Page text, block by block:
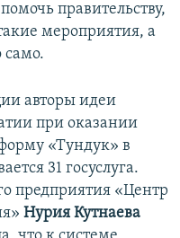
правительству,
мероприятия, а
само.
авторы идеи
при оказании
«Тундук» в
31 госуслуга.
предприятия «Центр
Нурия Кутнаева